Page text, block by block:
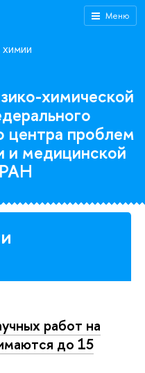
Меню
химической
центра проблем
и медицинской
работ на
до 15